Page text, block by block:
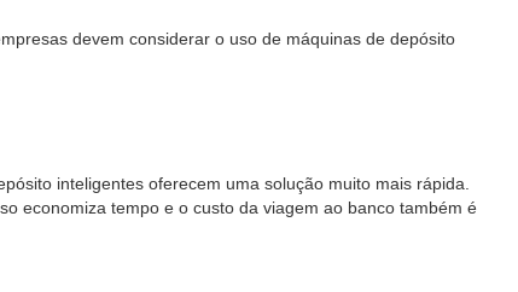
devem considerar o uso de máquinas de depósito
inteligentes oferecem uma solução muito mais rápida.
economiza tempo e o custo da viagem ao banco também é